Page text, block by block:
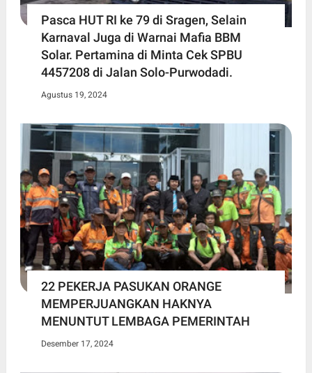
Pasca HUT RI ke 79 di Sragen, Selain
Karnaval Juga di Warnai Mafia BBM
Solar. Pertamina di Minta Cek SPBU
4457208 di Jalan Solo-Purwodadi.
Agustus 19, 2024
22 PEKERJA PASUKAN ORANGE
MEMPERJUANGKAN HAKNYA
MENUNTUT LEMBAGA PEMERINTAH
Desember 17, 2024